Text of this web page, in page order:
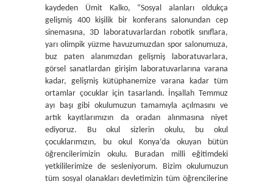
kaydeden Ümit Kalko, “Sosyal alanları oldukça
gelişmiş 400 kişilik bir konferans salonundan cep
sinemasına, 3D laboratuvarlardan robotik sınıflara,
yarı olimpik yüzme havuzumuzdan spor salonumuza,
buz paten alanımızdan gelişmiş laboratuvarlara,
görsel sanatlardan girişim laboratuvarlarına varana
kadar, gelişmiş kütüphanemize varana kadar tüm
ortamlar çocuklar için tasarlandı. İnşallah Temmuz
ayı başı gibi okulumuzun tamamıyla açılmasını ve
artık kayıtlarımızın da oradan alınmasına niyet
ediyoruz. Bu okul sizlerin okulu, bu okul
çocuklarımızın, bu okul Konya’da okuyan bütün
öğrencilerimizin okulu. Buradan milli eğitimdeki
yetkililerimize de sesleniyorum. Bizim okulumuzun
tüm sosyal olanakları devletimizin tüm öğrencilerine